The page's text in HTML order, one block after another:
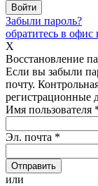
Забыли пароль?
обратитесь в
X
Восстановление
Если вы забыли
почту.
регистрационные
Имя пользователя
Эл. почта *
или